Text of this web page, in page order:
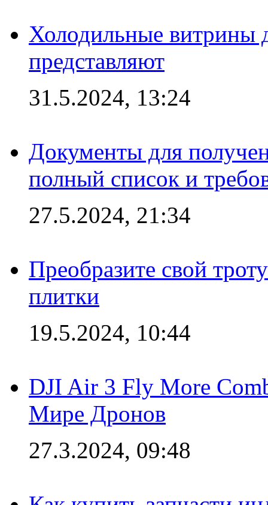
Холодильные витрины
представляют
31.5.2024, 13:24
Документы для
полный список и
27.5.2024, 21:34
Преобразите свой
плитки
19.5.2024, 10:44
DJI Air 3 Fly More
Мире Дронов
27.3.2024, 09:48